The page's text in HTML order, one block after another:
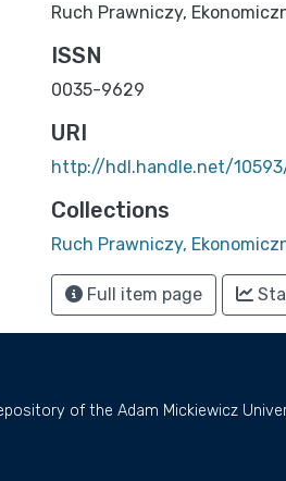
Ruch Prawniczy,
ISSN
0035-9629
URI
http://hdl.handle.net/
Collections
Ruch Prawniczy,
Full item page
of the Adam Mickiewicz